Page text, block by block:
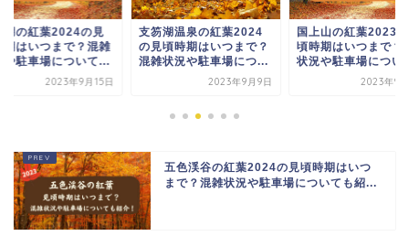
湖の紅葉2024の見
期はいつまで？混雑
や駐車場について...
2023年9月15日
支笏湖温泉の紅葉2024
の見頃時期はいつまで？
混雑状況や駐車場につ...
2023年9月9日
国上山の紅葉2023
頃時期はいつまで？
状況や駐車場につい
2023年9
五色渓谷の紅葉2024の見頃時期はいつ
まで？混雑状況や駐車場についても紹...